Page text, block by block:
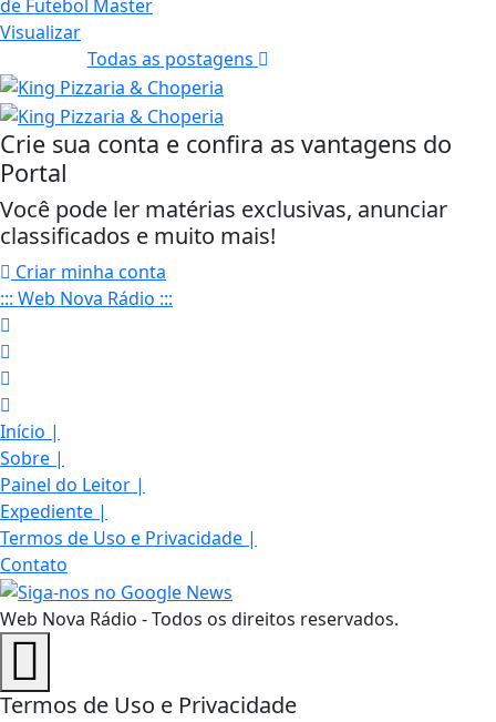
Visualizar
Todas as postagens
Crie sua conta e confira as vantagens do
Portal
Você pode ler matérias exclusivas, anunciar
classificados e muito mais!
Criar minha conta
::: Web Nova Rádio :::
Início |
Sobre |
Painel do Leitor |
Expediente |
Termos de Uso e Privacidade |
Contato
Web Nova Rádio - Todos os direitos reservados.
Termos de Uso e Privacidade